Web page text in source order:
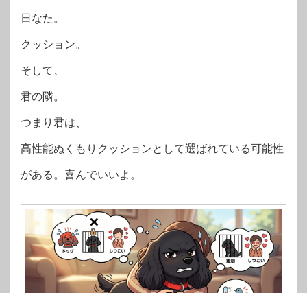
日なた。
クッション。
そして、
君の隣。
つまり君は、
高性能ぬくもりクッションとして選ばれている可能性
がある。喜んでいいよ。